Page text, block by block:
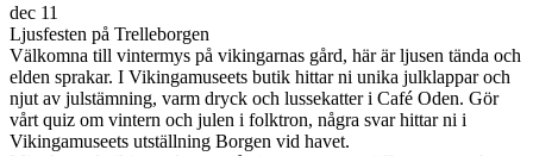
dec 11
Ljusfesten på Trelleborgen
Välkomna till vintermys på vikingarnas gård, här är ljusen tända och
elden sprakar. I Vikingamuseets butik hittar ni unika julklappar och
njut av julstämning, varm dryck och lussekatter i Café Oden. Gör
vårt quiz om vintern och julen i folktron, några svar hittar ni i
Vikingamuseets utställning Borgen vid havet.